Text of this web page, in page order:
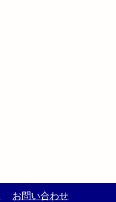
お問い合わせ